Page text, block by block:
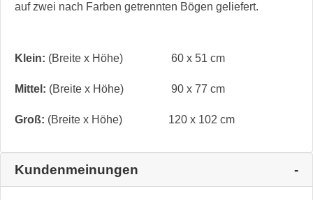
auf zwei nach Farben getrennten Bögen geliefert.
Klein: (Breite x Höhe) 60 x 51 cm
Mittel: (Breite x Höhe) 90 x 77 cm
Groß: (Breite x Höhe) 120 x 102 cm
Kundenmeinungen